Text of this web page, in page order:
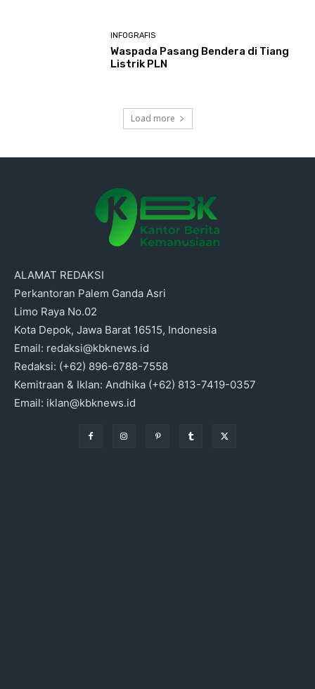
INFOGRAFIS
Waspada Pasang Bendera di Tiang
Listrik PLN
Load more
ALAMAT REDAKSI
Perkantoran Palem Ganda Asri
Limo Raya No.02
Kota Depok, Jawa Barat 16515, Indonesia
Email: redaksi@kbknews.id
Redaksi: (+62) 896-6788-7558
Kemitraan & Iklan: Andhika (+62) 813-7419-0357
Email: iklan@kbknews.id